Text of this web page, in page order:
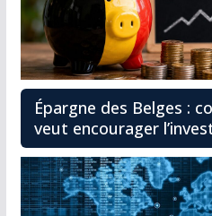
Épargne des Belges :
veut encourager